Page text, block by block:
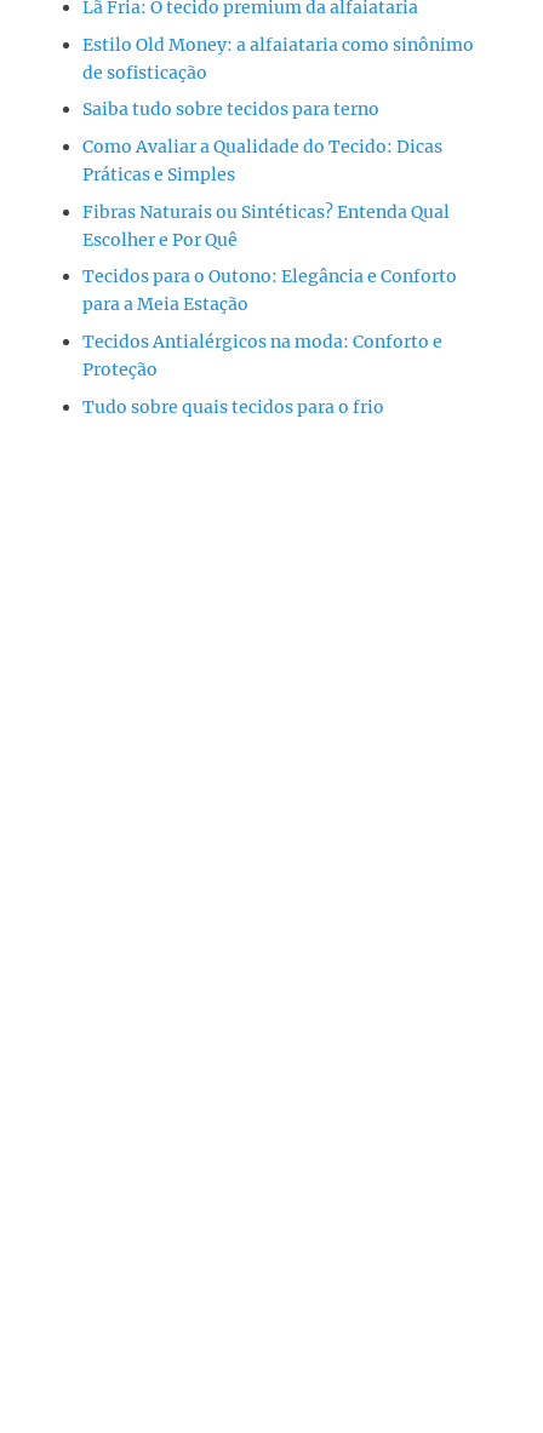
Lã Fria: O tecido premium da alfaiataria
Estilo Old Money: a alfaiataria como sinônimo
de sofisticação
Saiba tudo sobre tecidos para terno
Como Avaliar a Qualidade do Tecido: Dicas
Práticas e Simples
Fibras Naturais ou Sintéticas? Entenda Qual
Escolher e Por Quê
Tecidos para o Outono: Elegância e Conforto
para a Meia Estação
Tecidos Antialérgicos na moda: Conforto e
Proteção
Tudo sobre quais tecidos para o frio